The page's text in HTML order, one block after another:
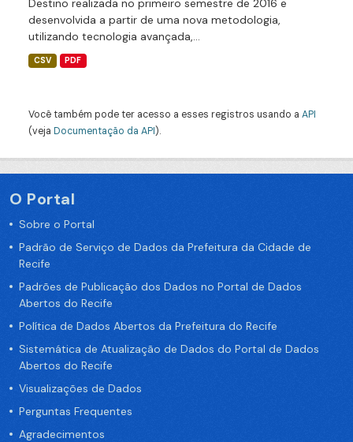
Destino realizada no primeiro semestre de 2016 e
desenvolvida a partir de uma nova metodologia,
utilizando tecnologia avançada,...
CSV PDF
Você também pode ter acesso a esses registros usando a API
(veja Documentação da API).
O Portal
Sobre o Portal
Padrão de Serviço de Dados da Prefeitura da Cidade de
Recife
Padrões de Publicação dos Dados no Portal de Dados
Abertos do Recife
Política de Dados Abertos da Prefeitura do Recife
Sistemática de Atualização de Dados do Portal de Dados
Abertos do Recife
Visualizações de Dados
Perguntas Frequentes
Agradecimentos